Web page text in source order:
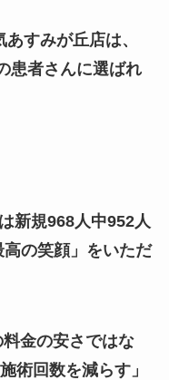
すみが丘店は、
患者さんに選ばれ
新規968人中952人
高の笑顔」をいただ
金の安さではな
術回数を減らす」